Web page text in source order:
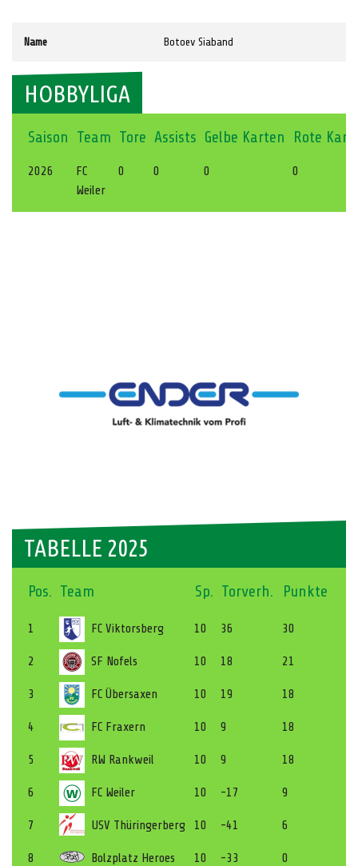
Name Botoev Siaband
HOBBYLIGA
Saison Team Tore Assists Gelbe Karten Rote
2026
FC
Weiler
0 0 0 0
TABELLE 2025
Pos. Team Sp. Torverh. Punkte
1 FC Viktorsberg 10 36 30
2 SF Nofels 10 18 21
3 FC Übersaxen 10 19 18
4 FC Fraxern 10 9 18
5 RW Rankweil 10 9 18
6 FC Weiler 10 -17 9
7 USV Thüringerberg 10 -41 6
8 Bolzplatz Heroes 10 -33 0